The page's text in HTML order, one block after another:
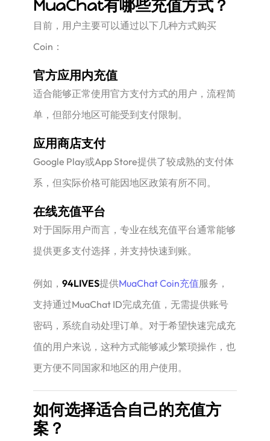
MuaChat有哪些充值方式？
目前，用户主要可以通过以下几种方式购买
Coin：
官方应用内充值
适合能够正常使用官方支付方式的用户，流程简
单，但部分地区可能受到支付限制。
应用商店支付
Google Play或App Store提供了较成熟的支付体
系，但实际价格可能因地区政策有所不同。
在线充值平台
对于国际用户而言，专业在线充值平台通常能够
提供更多支付选择，并支持快速到账。
例如， 94LIVES提供MuaChat Coin充值服务，
支持通过MuaChat ID完成充值，无需提供账号
密码，系统自动处理订单。对于希望快速完成充
值的用户来说，这种方式能够减少繁琐操作，也
更方便不同国家和地区的用户使用。
如何选择适合自己的充值方
案？